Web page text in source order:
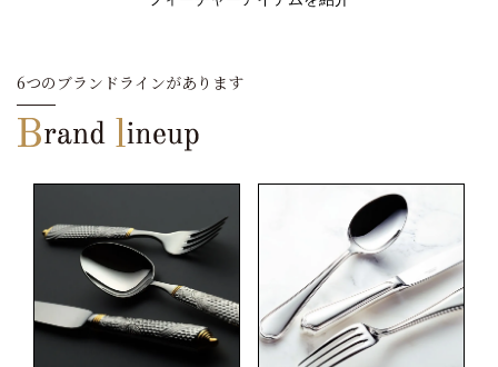
6つのブランドラインがあります